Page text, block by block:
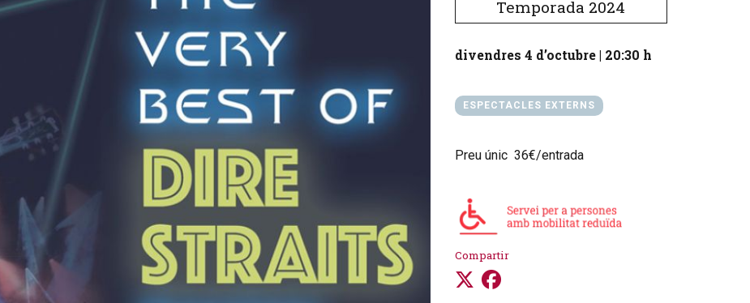
Temporada 2024
divendres 4 d’octubre| 20:30 h
ESPECTACLES EXTERNS
Preu únic 36€/entrada
Compartir